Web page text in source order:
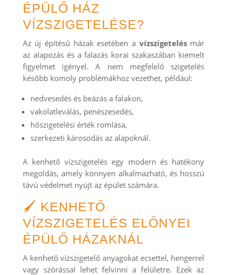
ÉPÜLŐ HÁZ
VÍZSZIGETELÉSE?
Az új építésű házak esetében a vízszigetelésmár
az alapozás és a falazás korai szakaszában kiemelt
figyelmet igényel. A nem megfelelő szigetelés
később komoly problémákhoz vezethet, például:
nedvesedés és beázás a falakon,
vakolatleválás, penészesedés,
hőszigetelési érték romlása,
szerkezeti károsodás az alapoknál.
A kenhető vízszigetelés egy modern és hatékony
megoldás, amely könnyen alkalmazható, és hosszú
távú védelmet nyújt az épület számára.
🖌️ KENHETŐ
VÍZSZIGETELÉS ELŐNYEI
ÉPÜLŐ HÁZAKNÁL
A kenhető vízszigetelő anyagokat ecsettel, hengerrel
vagy szórással lehet felvinni a felületre. Ezek az